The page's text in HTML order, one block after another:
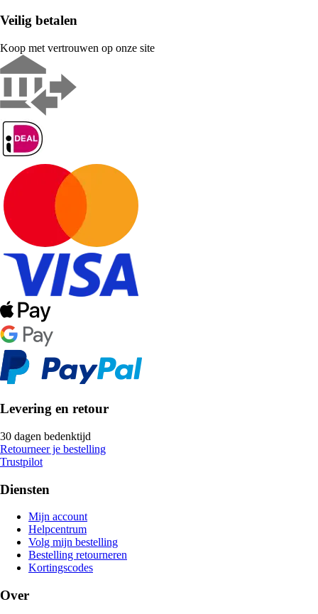
Veilig betalen
Koop met vertrouwen op onze site
Levering en retour
30 dagen bedenktijd
Retourneer je bestelling
Trustpilot
Diensten
Mijn account
Helpcentrum
Volg mijn bestelling
Bestelling retourneren
Kortingscodes
Over